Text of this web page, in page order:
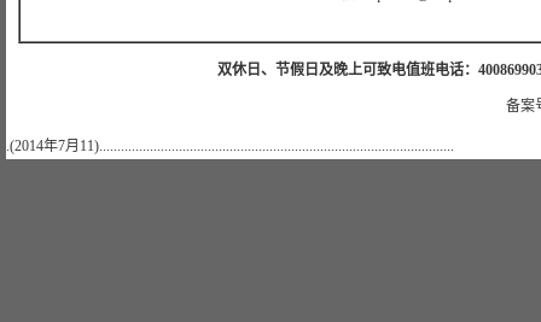
双休日、节假日及晚上可致电值班电话：
备案
.(2014年7月11)..................................................................................................